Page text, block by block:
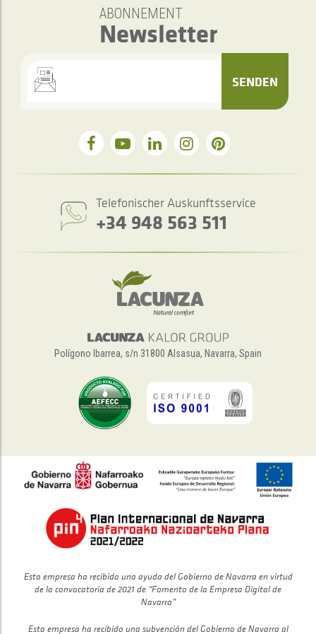
ABONNEMENT
Newsletter
SENDEN
Telefonischer Auskunftsservice
+34 948 563 511
Polígono Ibarrea, s/n 31800 Alsasua, Navarra, Spain
Esta empresa ha recibido una ayuda del Gobierno de Navarra en virtud
de la convocatoria de 2021 de “Fomento de la Empresa Digital de
Navarra”
Esta empresa ha recibido una subvención del Gobierno de Navarra al